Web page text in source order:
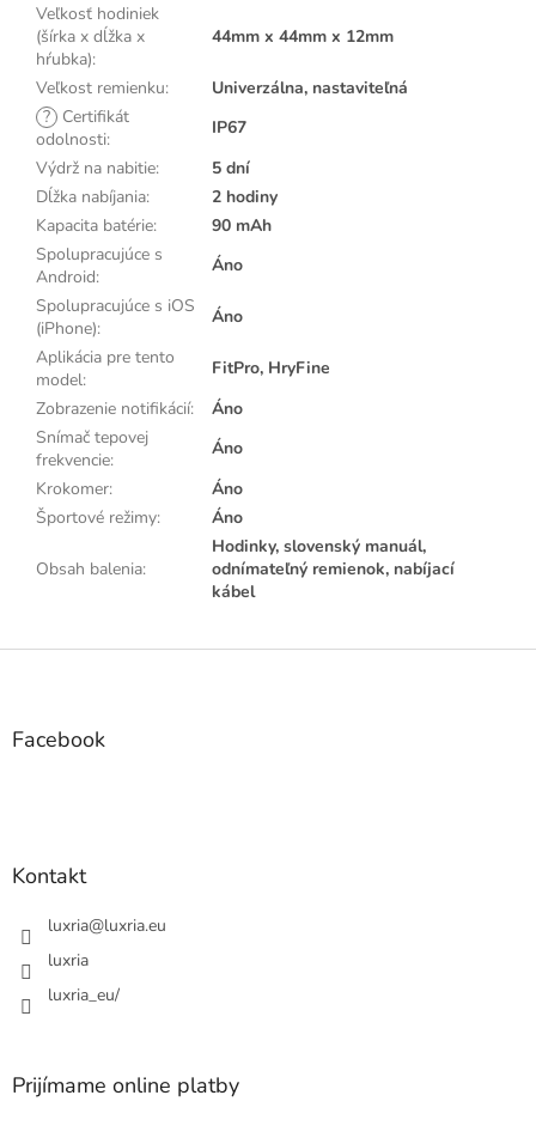
Veľkosť hodiniek
(šírka x dĺžka x
hŕubka):
44mm x 44mm x 12mm
Veľkost remienku:
Univerzálna, nastaviteľná
? Certifikát
odolnosti:
IP67
Výdrž na nabitie:
5 dní
Dĺžka nabíjania:
2 hodiny
Kapacita batérie:
90 mAh
Spolupracujúce s
Android:
Áno
Spolupracujúce s iOS
(iPhone):
Áno
Aplikácia pre tento
model:
FitPro, HryFine
Zobrazenie notifikácií:
Áno
Snímač tepovej
frekvencie:
Áno
Krokomer:
Áno
Športové režimy: Áno
Obsah balenia:
Hodinky, slovenský manuál,
odnímateľný remienok, nabíjací
kábel
Z
Facebook
Kontakt
luxria@luxria.eu
luxria
luxria_eu/
Prijímame online platby